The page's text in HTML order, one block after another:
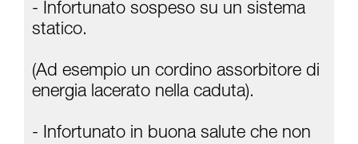
La padronanza di queste tecniche richiede una
formazione ed un addestramento specifico.
sicurezza, prima di riprodurla autonomamente.
Forniamo esempi di tecniche relative alla vostra
attività. Ne possono esistere altre che non
- Infortunato sospeso su un sistema
statico.
(Ad esempio un cordino assorbitore di
energia lacerato nella caduta).
- Infortunato in buona salute che non